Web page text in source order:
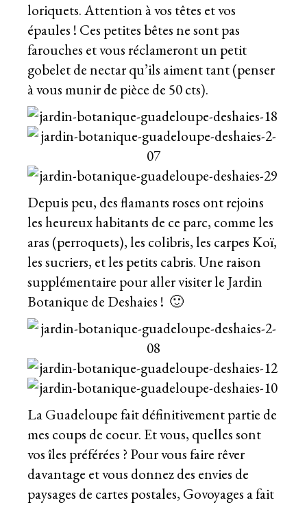
loriquets. Attention à vos têtes et vos
épaules ! Ces petites bêtes ne sont pas
farouches et vous réclameront un petit
gobelet de nectar qu’ils aiment tant (penser
à vous munir de pièce de 50 cts).
Depuis peu, des flamants roses ont rejoins
les heureux habitants de ce parc, comme les
aras (perroquets), les colibris, les carpes Koï,
les sucriers, et les petits cabris. Une raison
supplémentaire pour aller visiter le Jardin
Botanique de Deshaies ! 🙂
La Guadeloupe fait définitivement partie de
mes coups de coeur. Et vous, quelles sont
vos îles préférées ? Pour vous faire rêver
davantage et vous donnez des envies de
paysages de cartes postales, Govoyages a fait